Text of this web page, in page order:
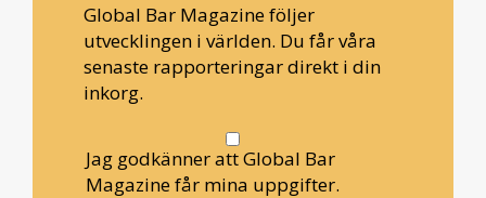
Global Bar Magazine följer
utvecklingen i världen. Du får våra
senaste rapporteringar direkt i din
inkorg.
Jag godkänner att Global Bar
Magazine får mina uppgifter.